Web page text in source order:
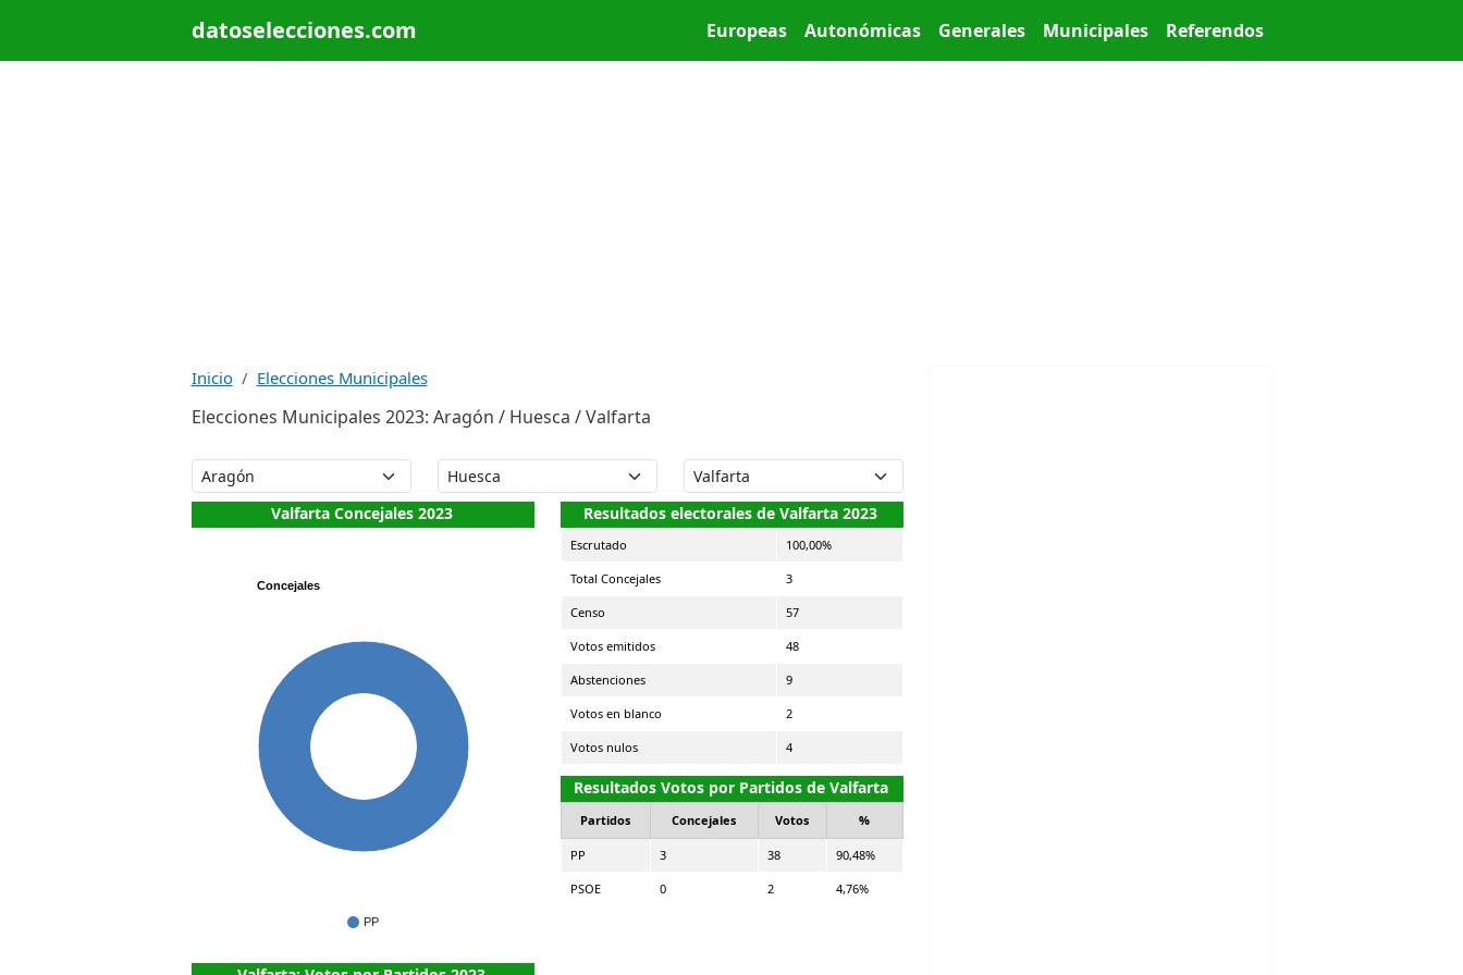
datoselecciones.com Main menu
Europeas Autonómicas Generales Municipales Referendos
Inicio Elecciones Municipales
Elecciones Municipales 2023: Aragón / Huesca / Valfarta
Valfarta Concejales 2023
Concejales
PP
Resultados electorales de Valfarta 2023
Escrutado 100,00%
Total Concejales 3
Censo 57
Votos emitidos 48
Abstenciones 9
Votos en blanco 2
Votos nulos 4
Resultados Votos por Partidos de Valfarta
Partidos Concejales Votos %
PP 3 38 90,48%
PSOE 0 2 4,76%